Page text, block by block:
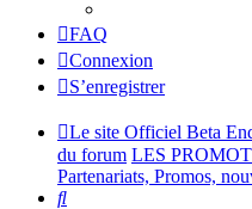
FAQ
Connexion
S’enregistrer
Le site Officiel Beta
du forum LES
Partenariats, Promos,
Rechercher